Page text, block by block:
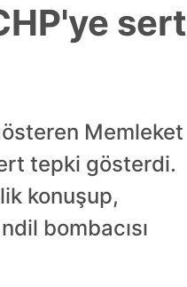
sert
Memleket
tepki gösterdi.
konuşup,
bombacısı